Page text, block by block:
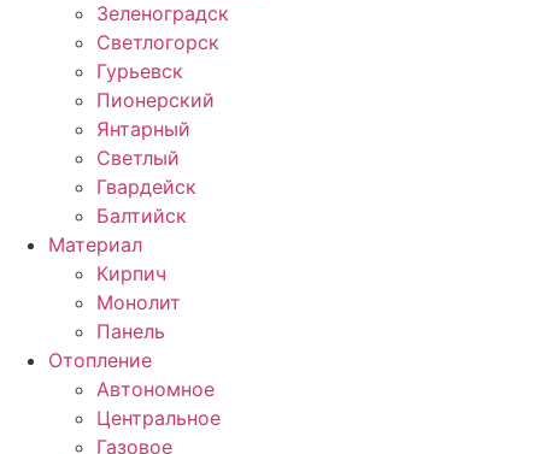
Зеленоградск
Светлогорск
Гурьевск
Пионерский
Янтарный
Светлый
Гвардейск
Балтийск
Материал
Кирпич
Монолит
Панель
Отопление
Автономное
Центральное
Газовое